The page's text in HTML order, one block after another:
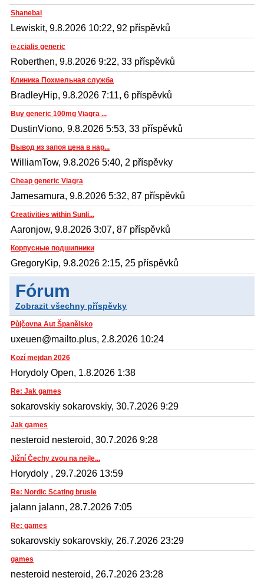
Shanebal
Lewiskit, 9.8.2026 10:22, 92 příspěvků
ï»¿cialis generic
Roberthen, 9.8.2026 9:22, 33 příspěvků
Клиника Похмельная служба
BradleyHip, 9.8.2026 7:11, 6 příspěvků
Buy generic 100mg Viagra ...
DustinViono, 9.8.2026 5:53, 33 příspěvků
Вывод из запоя цена в нар...
WilliamTow, 9.8.2026 5:40, 2 příspěvky
Cheap generic Viagra
Jamesamura, 9.8.2026 5:32, 87 příspěvků
Creativities within Sunli...
Aaronjow, 9.8.2026 3:07, 87 příspěvků
Корпусные подшипники
GregoryKip, 9.8.2026 2:15, 25 příspěvků
Fórum
Zobrazit všechny příspěvky
Půjčovna Aut Španělsko
uxeuen@mailto.plus, 2.8.2026 10:24
Kozí mejdan 2026
Horydoly Open, 1.8.2026 1:38
Re: Jak games
sokarovskiy sokarovskiy, 30.7.2026 9:29
Jak games
nesteroid nesteroid, 30.7.2026 9:28
Jižní Čechy zvou na nejle...
Horydoly , 29.7.2026 13:59
Re: Nordic Scating brusle
jalann jalann, 28.7.2026 7:05
Re: games
sokarovskiy sokarovskiy, 26.7.2026 23:29
games
nesteroid nesteroid, 26.7.2026 23:28